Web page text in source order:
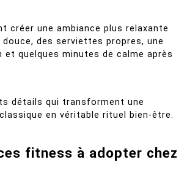
créer une ambiance plus relaxante
douce, des serviettes propres, une
et quelques minutes de calme après
détails qui transforment une
en véritable rituel bien-être.
fitness à adopter chez